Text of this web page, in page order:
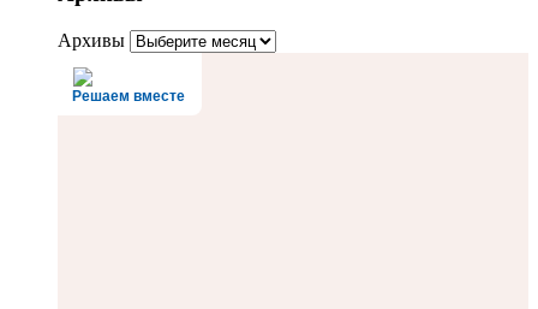
Архивы
Решаем вместе